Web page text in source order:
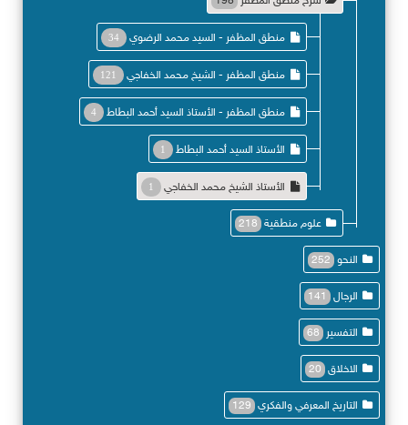
منطق المظفر - السيد محمد الرضوي 34
منطق المظفر - الشيخ محمد الخفاجي 121
منطق المظفر - الأستاذ السيد أحمد البطاط 4
الأستاذ السيد أحمد البطاط 1
الأستاذ الشيخ محمد الخفاجي 1
علوم منطقية 218
النحو 252
الرجال 141
التفسير 68
الاخلاق 20
التاريخ المعرفي والفكري 129